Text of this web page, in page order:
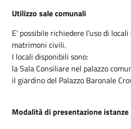
Utilizzo sale comunali
E’ possibile richiedere l’uso di
matrimoni civili.
I locali disponibili sono:
la Sala Consiliare nel palazzo
il giardino del Palazzo Baronale
Modalità di presentazione istanze